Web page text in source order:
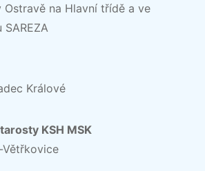
Ostravě na Hlavní třídě a ve
Králové
KSH MSK